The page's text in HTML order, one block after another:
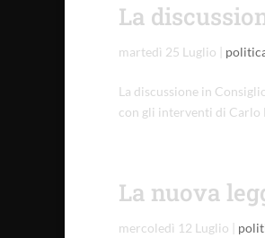
La
martedì 25 Luglio
La discussione in
con gli interventi di Carlo
La nuova
mercoledì 12 Luglio